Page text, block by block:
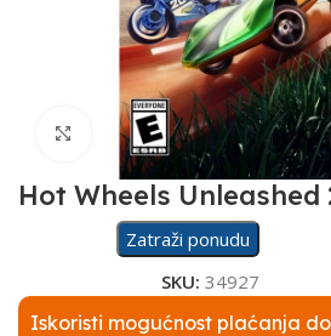
Click to enlarge
Hot Wheels
Zatraži ponudu
SKU: 34927
Iskoristi mogućnost plaćanja